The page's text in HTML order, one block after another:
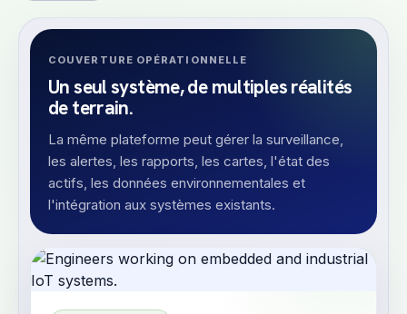
COUVERTURE OPÉRATIONNELLE
Un seul système, de multiples réalités
de terrain.
La même plateforme peut gérer la surveillance,
les alertes, les rapports, les cartes, l'état des
actifs, les données environnementales et
l'intégration aux systèmes existants.